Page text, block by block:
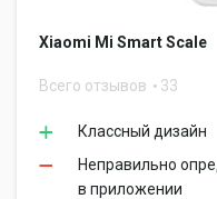
Xiaomi Mi Smart Scale
Всего отзывов 33
Классный дизайн
Неправильно
в приложении